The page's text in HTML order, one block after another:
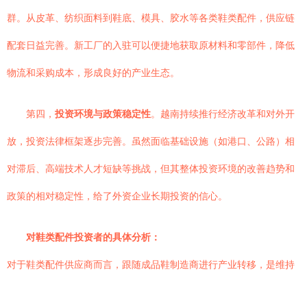
群。从皮革、纺织面料到鞋底、模具、胶水等各类鞋类配件，供应链
配套日益完善。新工厂的入驻可以便捷地获取原材料和零部件，降低
物流和采购成本，形成良好的产业生态。
第四， 投资环境与政策稳定性。越南持续推行经济改革和对外开
放，投资法律框架逐步完善。虽然面临基础设施（如港口、公路）相
对滞后、高端技术人才短缺等挑战，但其整体投资环境的改善趋势和
政策的相对稳定性，给了外资企业长期投资的信心。
对鞋类配件投资者的具体分析：
对于鞋类配件供应商而言，跟随成品鞋制造商进行产业转移，是维持